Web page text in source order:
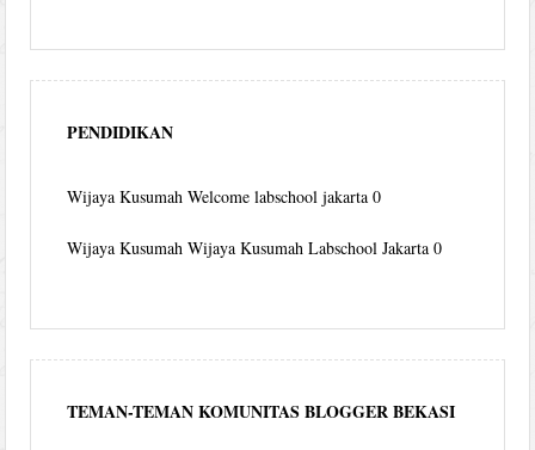
PENDIDIKAN
Wijaya Kusumah Welcome labschool jakarta 0
Wijaya Kusumah Wijaya Kusumah Labschool Jakarta 0
TEMAN-TEMAN KOMUNITAS BLOGGER BEKASI